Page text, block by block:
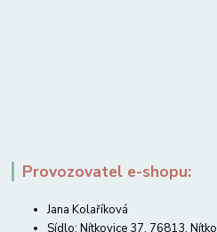
Provozovatel e-shopu:
Jana Kolaříková
Sídlo: Nítkovice 37, 76813,